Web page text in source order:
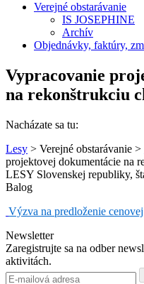
Verejné obstarávanie
IS JOSEPHINE
Archív
Objednávky, faktúry,
Vypracovanie
na rekonštrukciu
Nacházate sa tu:
Lesy > Verejné obstarávanie >
projektovej dokumentácie na
LESY Slovenskej republiky,
Balog
Výzva na predloženie
Newsletter
Zaregistrujte sa na odber
aktivitách.